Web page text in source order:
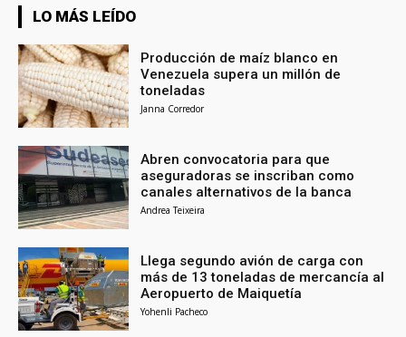
LO MÁS LEÍDO
Producción de maíz blanco en
Venezuela supera un millón de
toneladas
Janna Corredor
Abren convocatoria para que
aseguradoras se inscriban como
canales alternativos de la banca
Andrea Teixeira
Llega segundo avión de carga con
más de 13 toneladas de mercancía al
Aeropuerto de Maiquetía
Yohenli Pacheco